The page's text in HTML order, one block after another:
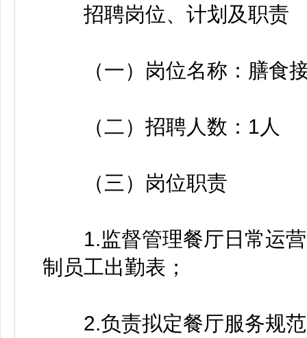
招聘岗位、计划及职责
（一）岗位名称：膳食接
（二）招聘人数：1人
（三）岗位职责
1.监督管理餐厅日常运营
制员工出勤表；
2.负责拟定餐厅服务规范